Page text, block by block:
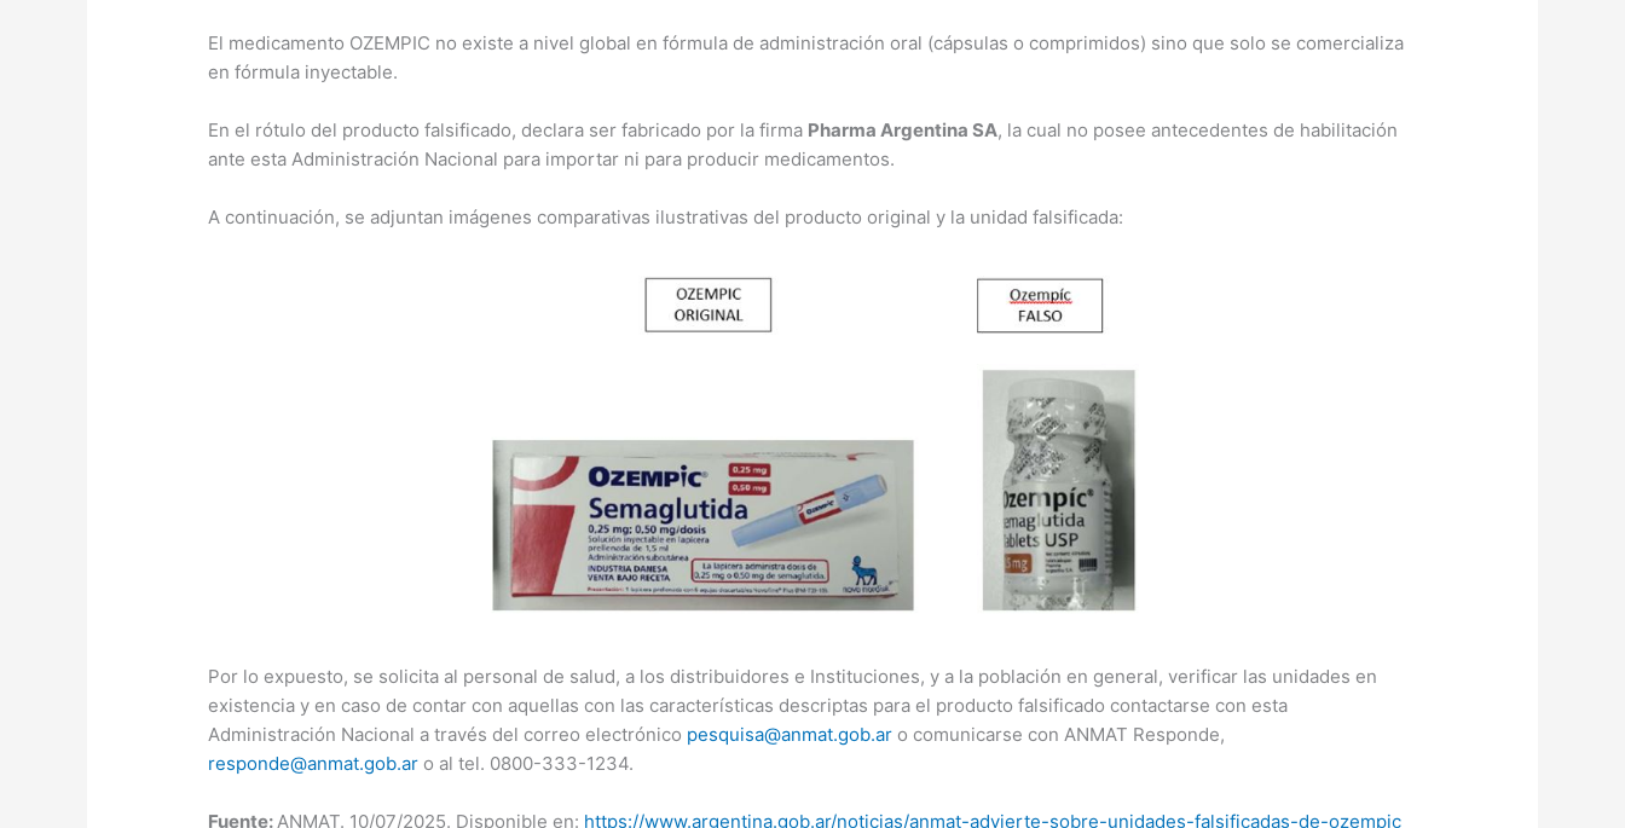
El medicamento OZEMPIC no existe a nivel global en fórmula de administración oral (cápsulas o comprimidos) sino que solo se comercializa
en fórmula inyectable.
En el rótulo del producto falsificado, declara ser fabricado por la firma Pharma Argentina SA, la cual no posee antecedentes de habilitación
ante esta Administración Nacional para importar ni para producir medicamentos.
A continuación, se adjuntan imágenes comparativas ilustrativas del producto original y la unidad falsificada:
Por lo expuesto, se solicita al personal de salud, a los distribuidores e Instituciones, y a la población en general, verificar las unidades en
existencia y en caso de contar con aquellas con las características descriptas para el producto falsificado contactarse con esta
Administración Nacional a través del correo electrónico pesquisa@anmat.gob.ar o comunicarse con ANMAT Responde,
responde@anmat.gob.ar o al tel. 0800-333-1234.
Fuente:ANMAT. 10/07/2025. Disponible en: https://www.argentina.gob.ar/noticias/anmat-advierte-sobre-unidades-falsificadas-de-ozempic